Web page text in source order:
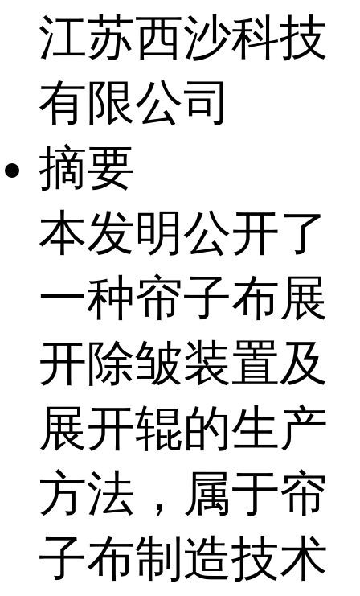
江苏西沙科技
有限公司
摘要
本发明公开了
一种帘子布展
开除皱装置及
展开辊的生产
方法，属于帘
子布制造技术